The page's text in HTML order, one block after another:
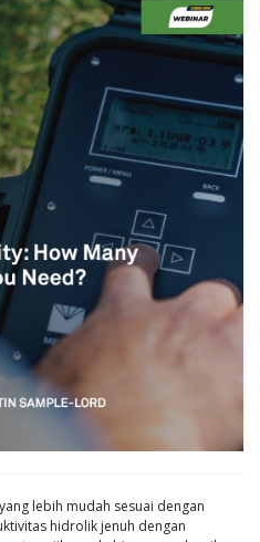
lebih mudah sesuai dengan
hidrolik jenuh dengan